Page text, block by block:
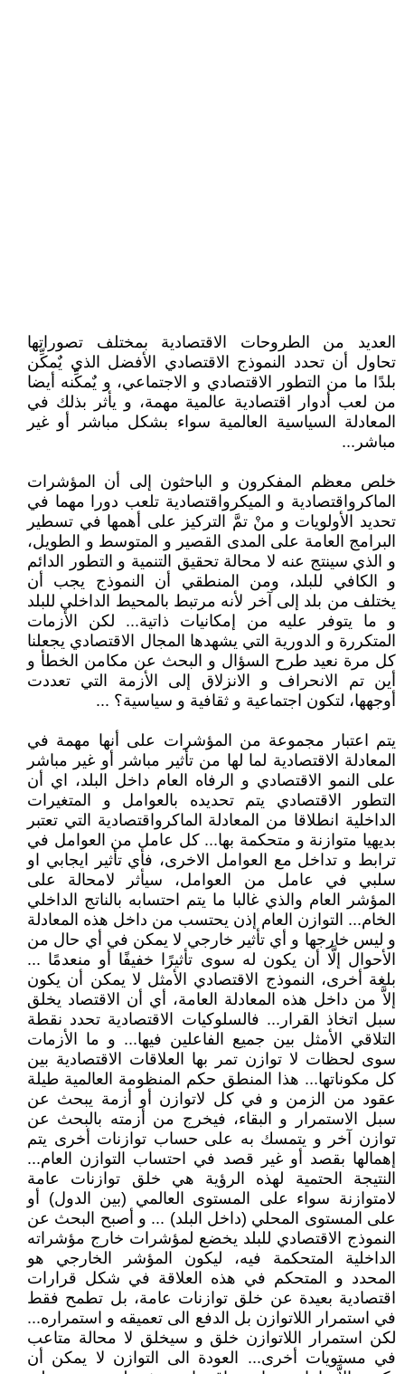
العديد من الطروحات الاقتصادية بمختلف تصوراتها
تحاول أن تحدد النموذج الاقتصادي الأفضل الذي يٌمكِّن
بلدًا ما من التطور الاقتصادي و الاجتماعي، و يٌمكِّنه أيضا
من لعب أدوار اقتصادية عالمية مهمة، و يأثر بذلك في
المعادلة السياسية العالمية سواء بشكل مباشر أو غير
مباشر...
خلص معظم المفكرون و الباحثون إلى أن المؤشرات
الماكرواقتصادية و الميكرواقتصادية تلعب دورا مهما في
تحديد الأولويات و منْ تمَّ التركيز على أهمها في تسطير
البرامج العامة على المدى القصير و المتوسط و الطويل،
و الذي سينتج عنه لا محالة تحقيق التنمية و التطور الدائم
و الكافي للبلد، ومن المنطقي أن النموذج يجب أن
يختلف من بلد إلى آخر لأنه مرتبط بالمحيط الداخلي للبلد
و ما يتوفر عليه من إمكانيات ذاتية... لكن الأزمات
المتكررة و الدورية التي يشهدها المجال الاقتصادي يجعلنا
كل مرة نعيد طرح السؤال و البحث عن مكامن الخطأ و
أين تم الانحراف و الانزلاق إلى الأزمة التي تعددت
أوجهها، لتكون اجتماعية و ثقافية و سياسية؟ ...
يتم اعتبار مجموعة من المؤشرات على أنها مهمة في
المعادلة الاقتصادية لما لها من تأثير مباشر أو غير مباشر
على النمو الاقتصادي و الرفاه العام داخل البلد، اي أن
التطور الاقتصادي يتم تحديده بالعوامل و المتغيرات
الداخلية انطلاقا من المعادلة الماكرواقتصادية التي تعتبر
بديهيا متوازنة و متحكمة بها... كل عامل من العوامل في
ترابط و تداخل مع العوامل الاخرى، فأي تأثير ايجابي او
سلبي في عامل من العوامل، سيأثر لامحالة على
المؤشر العام والذي غالبا ما يتم احتسابه بالناتج الداخلي
الخام... التوازن العام إذن يحتسب من داخل هذه المعادلة
و ليس خارجها و أي تأثير خارجي لا يمكن في أي حال من
الأحوال إلَّا أن يكون له سوى تأثيرًا خفيفًا أو منعدمًا ...
بلغة أخرى، النموذج الاقتصادي الأمثل لا يمكن أن يكون
إلاَّ من داخل هذه المعادلة العامة، أي أن الاقتصاد يخلق
سبل اتخاذ القرار... فالسلوكيات الاقتصادية تحدد نقطة
التلاقي الأمثل بين جميع الفاعلين فيها... و ما الأزمات
سوى لحظات لا توازن تمر بها العلاقات الاقتصادية بين
كل مكوناتها... هذا المنطق حكم المنظومة العالمية طيلة
عقود من الزمن و في كل لاتوازن أو أزمة يبحث عن
سبل الاستمرار و البقاء، فيخرج من أزمته بالبحث عن
توازن آخر و يتمسك به على حساب توازنات أخرى يتم
إهمالها بقصد أو غير قصد في احتساب التوازن العام...
النتيجة الحتمية لهذه الرؤية هي خلق توازنات عامة
لامتوازنة سواء على المستوى العالمي (بين الدول) أو
على المستوى المحلي (داخل البلد) ... و أصبح البحث عن
النموذج الاقتصادي للبلد يخضع لمؤشرات خارج مؤشراته
الداخلية المتحكمة فيه، ليكون المؤشر الخارجي هو
المحدد و المتحكم في هذه العلاقة في شكل قرارات
اقتصادية بعيدة عن خلق توازنات عامة، بل تطمح فقط
في استمرار اللاتوازن بل الدفع الى تعميقه و استمراره...
لكن استمرار اللاتوازن خلق و سيخلق لا محالة متاعب
في مستويات أخرى... العودة الى التوازن لا يمكن أن